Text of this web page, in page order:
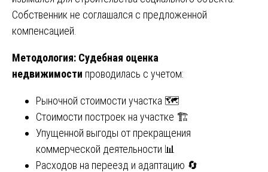
Собственник не соглашался с предложенной
компенсацией.
Методология: Судебная оценка
недвижимости проводилась с учетом:
Рыночной стоимости участка 🗺️
Стоимости построек на участке 🏗️
Упущенной выгоды от прекращения
коммерческой деятельности 📊
Расходов на переезд и адаптацию 🔄